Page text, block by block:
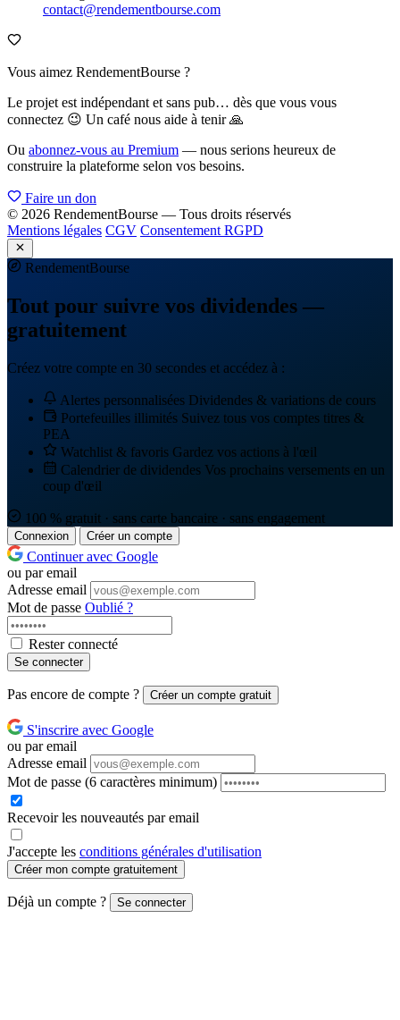
contact@rendementbourse.com
Vous aimez RendementBourse ?
Le projet est indépendant et sans pub… dès que vous vous
connectez 😉 Un café nous aide à tenir 🙏
Ou abonnez-vous au Premium — nous serions heureux de
construire la plateforme selon vos besoins.
Faire un don
© 2026 RendementBourse — Tous droits réservés
Mentions légales CGV Consentement RGPD
RendementBourse
Tout pour suivre vos dividendes —
gratuitement
Créez votre compte en 30 secondes et accédez à :
Alertes personnalisées Dividendes & variations de cours
Portefeuilles illimités Suivez tous vos comptes titres &
PEA
Watchlist & favoris Gardez vos actions à l'œil
Calendrier de dividendes Vos prochains versements en un
coup d'œil
100 % gratuit · sans carte bancaire · sans engagement
Connexion Créer un compte
Continuer avec Google
ou par email
Adresse email
Mot de passe Oublié ?
Rester connecté
Se connecter
Pas encore de compte ? Créer un compte gratuit
S'inscrire avec Google
ou par email
Adresse email
Mot de passe (6 caractères minimum)
Recevoir les nouveautés par email
J'accepte les conditions générales d'utilisation
Créer mon compte gratuitement
Déjà un compte ? Se connecter